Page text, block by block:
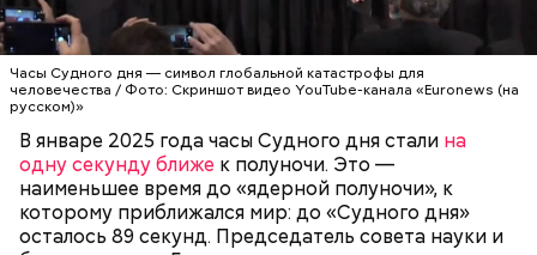
Часы Судного дня — символ глобальной катастрофы для
человечества / Фото: Скриншот видео YouTube-канала «Euronews (на
русском)»
В январе 2025 года часы Судного дня стали на
одну секунду ближе к полуночи. Это —
наименьшее время до «ядерной полуночи», к
которому приближался мир: до «Судного дня»
осталось 89 секунд. Председатель совета науки и
1947 году группой ученых-атомщиков,
участвовавших в создании первого в мире
ядерного оружия. Согласно концепции, сама
катастрофа произойдет, когда минутная стрелка
достигнет полуночи. За всю историю их
как ближе, так и дальше от полуночи. Но в 2018
году часы Судного дня впервые за очень долгое
время показали свое самое близкое к катастрофе
время — без двух минут полночь. Вторая холодная
война между США и уже Россией стала обыденным
атомщиков» Стивен Хокинг призвал
общественность не сидеть на этой пороховой
бочке сложа руки:
АПОКАЛИПСИС КАТАСТРОФЫ